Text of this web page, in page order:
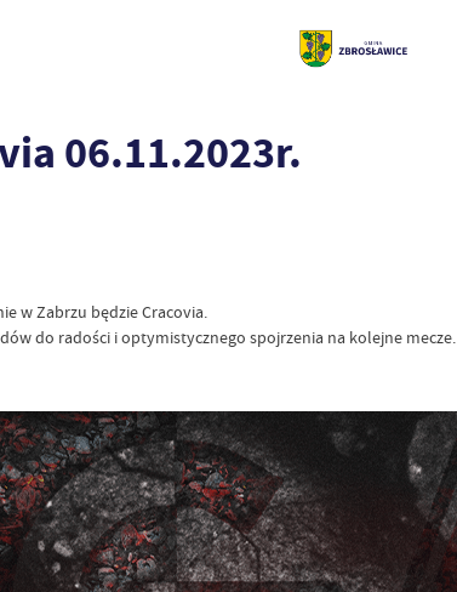
06.11.2023r.
w Zabrzu będzie Cracovia.
do radości i optymistycznego spojrzenia na kolejne mecze.